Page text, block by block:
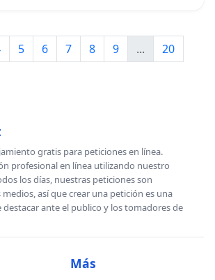
5 6 7 8 9 ...
20
gratis para peticiones en línea.
profesional en línea utilizando nuestro
los días, nuestras peticiones son
así que crear una petición es una
ante el publico y los tomadores de
Más